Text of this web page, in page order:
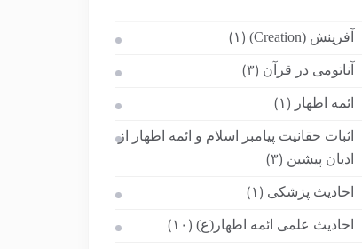
آفرینش (Creation) (۱)
آناتومی در قرآن (۳)
ائمه اطهار (۱)
اثبات حقانیت پیامبر اسلام و ائمه اطهار از
ادیان پیشین (۳)
احادیث پزشکی (۱)
احادیث علمی ائمه اطهار(ع) (۱۰)